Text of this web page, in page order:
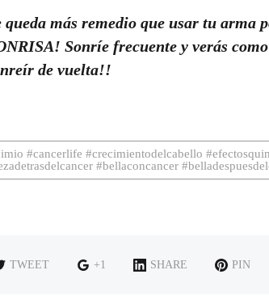
más remedio que usar tu arma
Sonríe frecuente y verás
de vuelta!!
#cancerlife #crecimientodelcabello
#bellaconcancer
TWEET +1 SHARE PIN